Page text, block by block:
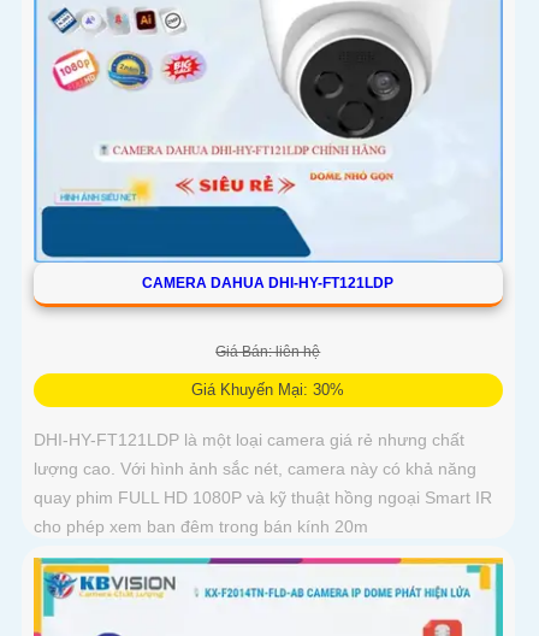
CAMERA DAHUA DHI-HY-FT121LDP
Giá Bán: liên hệ
Giá Khuyến Mại: 30%
DHI-HY-FT121LDP là một loại camera giá rẻ nhưng chất
lượng cao. Với hình ảnh sắc nét, camera này có khả năng
quay phim FULL HD 1080P và kỹ thuật hồng ngoại Smart IR
cho phép xem ban đêm trong bán kính 20m